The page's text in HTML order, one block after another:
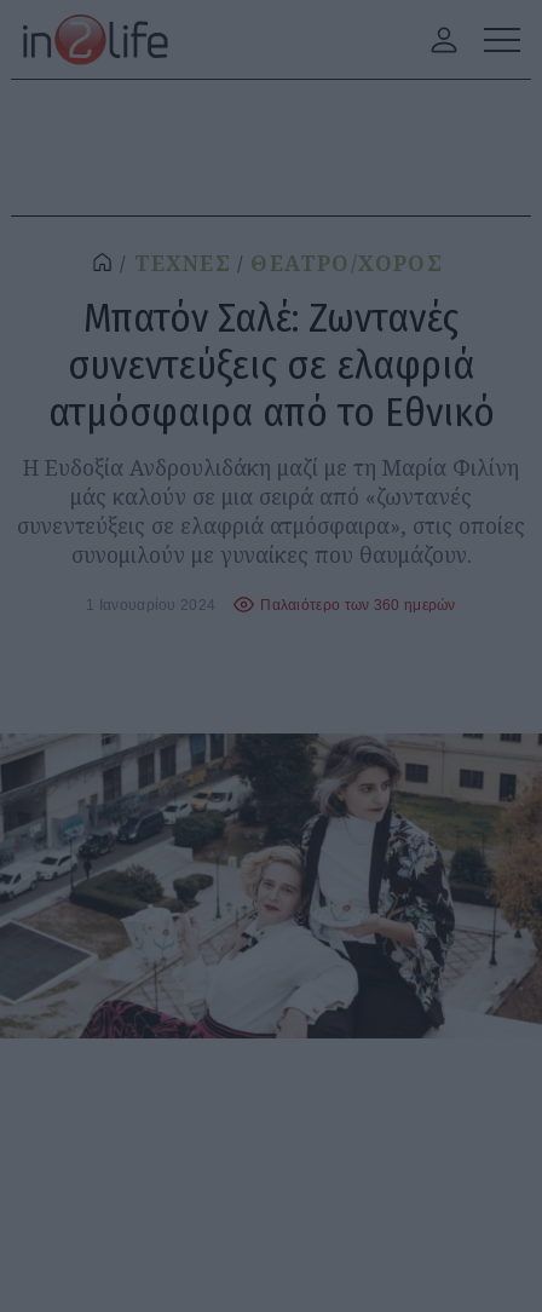
ΤΕΧΝΕΣ ΘΕΑΤΡΟ/ΧΟΡΟΣ
Μπατόν Σαλέ: Ζωντανές
συνεντεύξεις σε ελαφριά
ατμόσφαιρα από το Εθνικό
Η Ευδοξία Ανδρουλιδάκη μαζί με τη Μαρία Φιλίνη
μάς καλούν σε μια σειρά από «ζωντανές
συνεντεύξεις σε ελαφριά ατμόσφαιρα», στις οποίες
συνομιλούν με γυναίκες που θαυμάζουν.
1 Ιανουαρίου 2024 Παλαιότερο των 360 ημερών